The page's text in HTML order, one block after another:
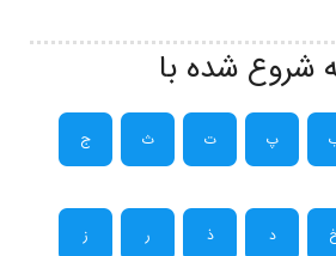
شروع شده با
پ ت ث ج
د ذ ر ز